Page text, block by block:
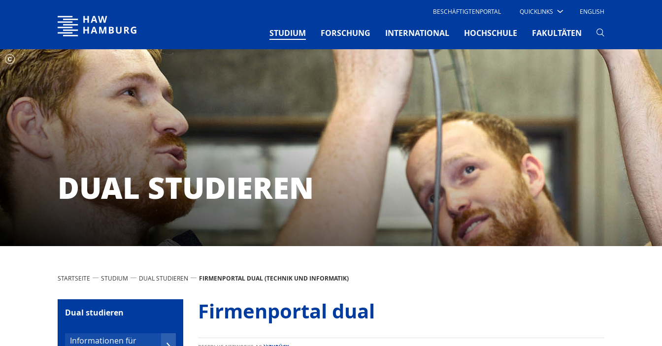
Hochschule für Angewandte Wissenschaften Hamburg BESCHÄFTIGTENPORTAL QUICKLINKS ENGLISH
STUDIUM (CURRENT)
FORSCHUNG INTERNATIONAL HOCHSCHULE FAKULTÄTEN
DUAL STUDIEREN
STARTSEITE STUDIUM DUAL STUDIEREN FIRMENPORTAL DUAL (TECHNIK UND INFORMATIK)
Dual studieren
Infor­mationen für
Firmenportal dual